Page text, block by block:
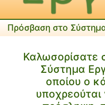
Πρόσβαση στο
Καλωσορίσατε
Σύστημα
οποίου ο